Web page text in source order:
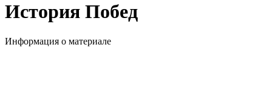
История Побед
Информация о материале